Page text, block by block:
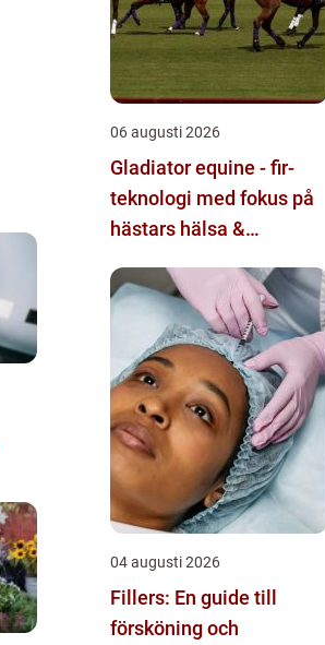
06 augusti 2026
Gladiator equine - fir-
teknologi med fokus på
hästars hälsa &
04 augusti 2026
Fillers: En guide till
försköning och